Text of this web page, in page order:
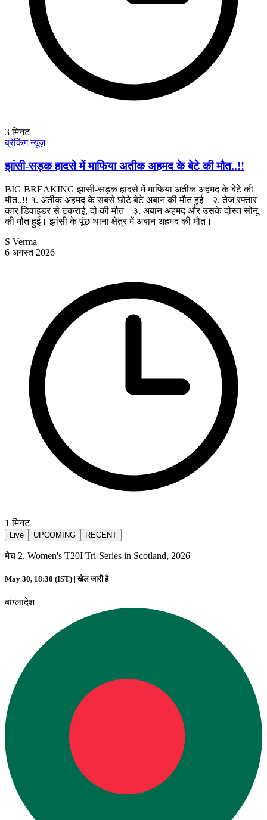
3मिनट
ब्रेकिंग न्यूज़
झांसी-सड़क हादसे में माफिया अतीक अहमद के बेटे की मौत..!!
BIG BREAKING झांसी-सड़क हादसे में माफिया अतीक अहमद के बेटे की
मौत..!! १. अतीक अहमद के सबसे छोटे बेटे अबान की मौत हुई। २. तेज रफ्तार
कार डिवाइडर से टकराई, दो की मौत। ३. अबान अहमद और उसके दोस्त सोनू
की मौत हुई। झांसी के पूंछ थाना क्षेत्र में अबान अहमद की मौत।
S Verma
6 अगस्त 2026
1 मिनट
Live UPCOMING RECENT
मैच 2, Women's T20I Tri-Series in Scotland, 2026
May 30, 18:30 (IST) |खेल जारी है
बांग्लादेश